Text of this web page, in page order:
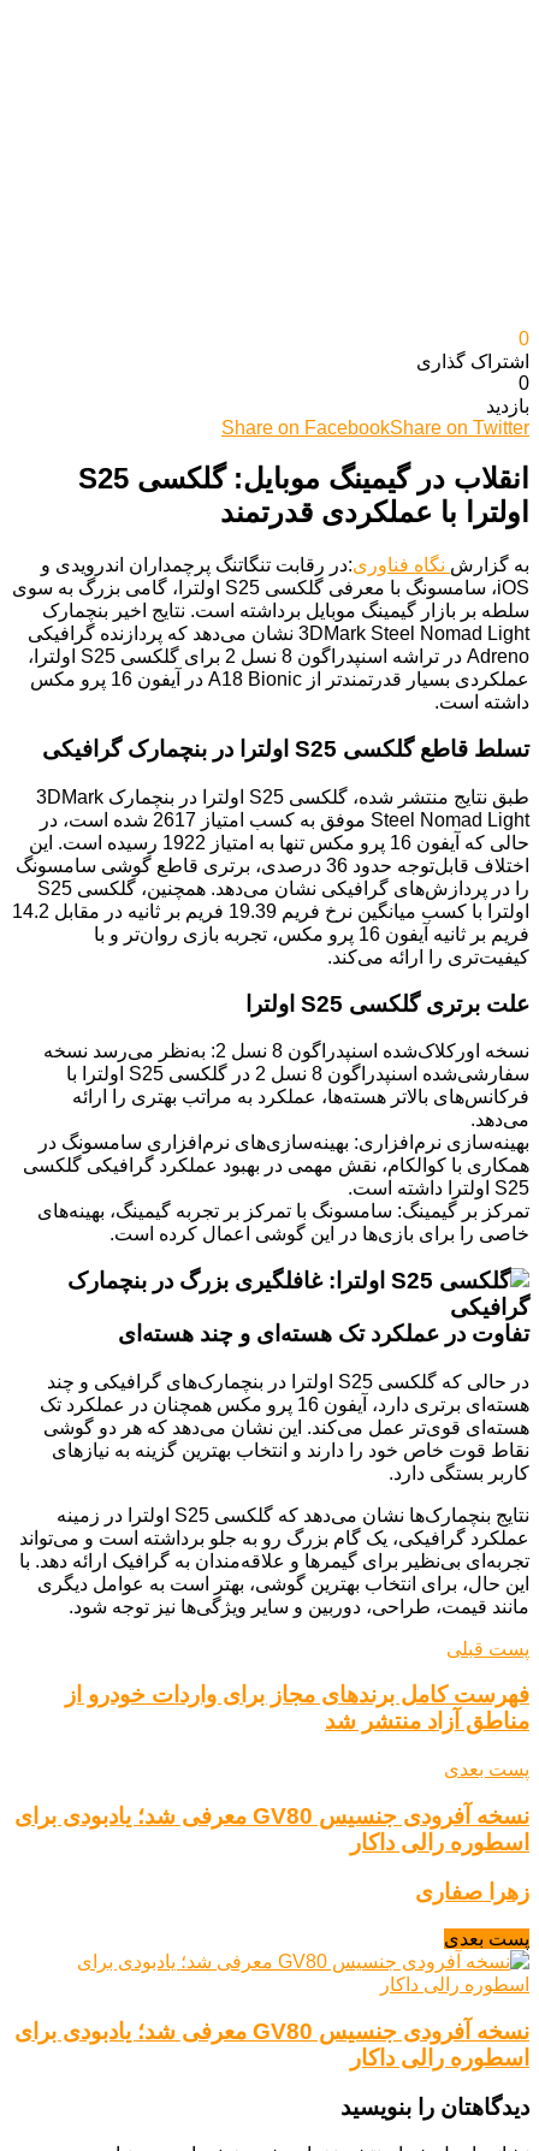
0
اشتراک گذاری‌
0
بازدید
Share on FacebookShare on Twitter
انقلاب در گیمینگ موبایل: گلکسی S25
اولترا با عملکردی قدرتمند
به گزارش نگاه فناوری:در رقابت تنگاتنگ پرچمداران اندرویدی و
iOS، سامسونگ با معرفی گلکسی S25 اولترا، گامی بزرگ به سوی
سلطه بر بازار گیمینگ موبایل برداشته است. نتایج اخیر بنچمارک
3DMark Steel Nomad Light نشان می‌دهد که پردازنده گرافیکی
Adreno در تراشه اسنپدراگون 8 نسل 2 برای گلکسی S25 اولترا،
عملکردی بسیار قدرتمندتر از A18 Bionic در آیفون 16 پرو مکس
داشته است.
تسلط قاطع گلکسی S25 اولترا در بنچمارک گرافیکی
طبق نتایج منتشر شده، گلکسی S25 اولترا در بنچمارک 3DMark
Steel Nomad Light موفق به کسب امتیاز 2617 شده است، در
حالی که آیفون 16 پرو مکس تنها به امتیاز 1922 رسیده است. این
اختلاف قابل‌توجه حدود 36 درصدی، برتری قاطع گوشی سامسونگ
را در پردازش‌های گرافیکی نشان می‌دهد. همچنین، گلکسی S25
اولترا با کسب میانگین نرخ فریم 19.39 فریم بر ثانیه در مقابل 14.2
فریم بر ثانیه آیفون 16 پرو مکس، تجربه بازی روان‌تر و با
کیفیت‌تری را ارائه می‌کند.
علت برتری گلکسی S25 اولترا
نسخه اورکلاک‌شده اسنپدراگون 8 نسل 2: به‌نظر می‌رسد نسخه
سفارشی‌شده اسنپدراگون 8 نسل 2 در گلکسی S25 اولترا با
فرکانس‌های بالاتر هسته‌ها، عملکرد به مراتب بهتری را ارائه
می‌دهد.
بهینه‌سازی نرم‌افزاری: بهینه‌سازی‌های نرم‌افزاری سامسونگ در
همکاری با کوالکام، نقش مهمی در بهبود عملکرد گرافیکی گلکسی
S25 اولترا داشته است.
تمرکز بر گیمینگ: سامسونگ با تمرکز بر تجربه گیمینگ، بهینه‌های
خاصی را برای بازی‌ها در این گوشی اعمال کرده است.
تفاوت در عملکرد تک هسته‌ای و چند هسته‌ای
در حالی که گلکسی S25 اولترا در بنچمارک‌های گرافیکی و چند
هسته‌ای برتری دارد، آیفون 16 پرو مکس همچنان در عملکرد تک
هسته‌ای قوی‌تر عمل می‌کند. این نشان می‌دهد که هر دو گوشی
نقاط قوت خاص خود را دارند و انتخاب بهترین گزینه به نیازهای
کاربر بستگی دارد.
نتایج بنچمارک‌ها نشان می‌دهد که گلکسی S25 اولترا در زمینه
عملکرد گرافیکی، یک گام بزرگ رو به جلو برداشته است و می‌تواند
تجربه‌ای بی‌نظیر برای گیمرها و علاقه‌مندان به گرافیک ارائه دهد. با
این حال، برای انتخاب بهترین گوشی، بهتر است به عوامل دیگری
مانند قیمت، طراحی، دوربین و سایر ویژگی‌ها نیز توجه شود.
پست قبلی
فهرست کامل برندهای مجاز برای واردات خودرو از
مناطق آزاد منتشر شد
پست بعدی
نسخه آفرودی جنسیس GV80 معرفی شد؛ یادبودی برای
اسطوره رالی داکار
زهرا صفاری
پست بعدی
نسخه آفرودی جنسیس GV80 معرفی شد؛ یادبودی برای
اسطوره رالی داکار
دیدگاهتان را بنویسید